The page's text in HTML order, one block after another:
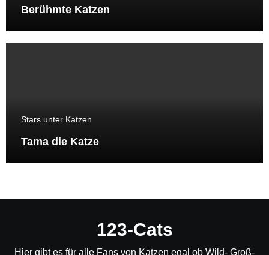
Berühmte Katzen
Stars unter Katzen
Tama die Katze
123-Cats
Hier gibt es für alle Fans von Katzen egal ob Wild- Groß-